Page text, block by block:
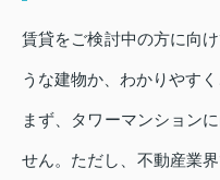
賃貸をご検討中の方に向
うな建物か、わかりやすく
まず、タワーマンション
せん。ただし、不動産業